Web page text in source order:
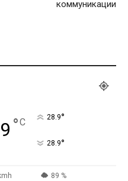
коммуникации
°C 28.9°
28.9°
89 %